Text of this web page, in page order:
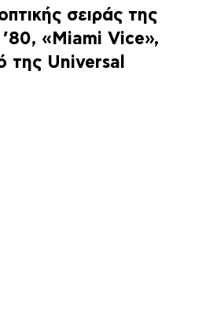
σειράς της
’80, «Miami Vice»,
της Universal